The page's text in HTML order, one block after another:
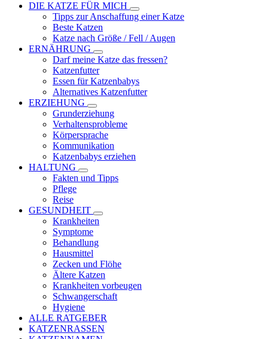
DIE KATZE FÜR MICH
Tipps zur Anschaffung einer Katze
Beste Katzen
Katze nach Größe / Fell / Augen
ERNÄHRUNG
Darf meine Katze das fressen?
Katzenfutter
Essen für Katzenbabys
Alternatives Katzenfutter
ERZIEHUNG
Grunderziehung
Verhaltensprobleme
Körpersprache
Kommunikation
Katzenbabys erziehen
HALTUNG
Fakten und Tipps
Pflege
Reise
GESUNDHEIT
Krankheiten
Symptome
Behandlung
Hausmittel
Zecken und Flöhe
Ältere Katzen
Krankheiten vorbeugen
Schwangerschaft
Hygiene
ALLE RATGEBER
KATZENRASSEN